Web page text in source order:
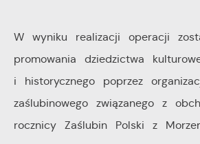
W wyniku realizacji operacji
promowania dziedzictwa
i historycznego poprzez
zaślubinowego związanego z
rocznicy Zaślubin Polski z